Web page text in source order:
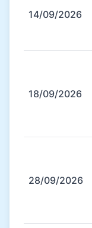
14/09/2026
18/09/2026
28/09/2026